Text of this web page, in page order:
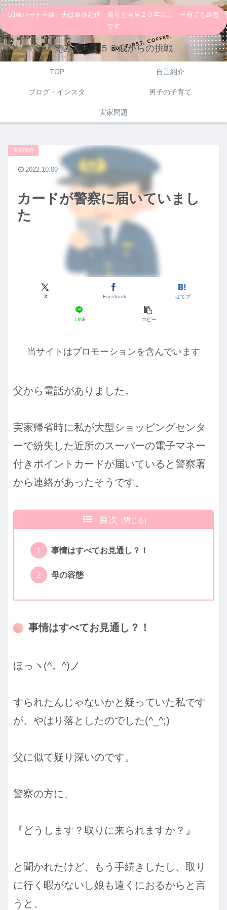
53歳パート主婦 夫は単身赴任 義母と同居２０年以上 子育ても終盤
です
えみんちょ５３歳からの挑戦
TOP 自己紹介
ブログ・インスタ 男子の子育て
実家問題
カードが警察に届いていまし
た
実家問題
X Facebook はてブ
LINE コピー
2022.10.09
当サイトはプロモーションを含んでいます
父から電話がありました。
実家帰省時に私が大型ショッピングセンタ
ーで紛失した近所のスーパーの電子マネー
付きポイントカードが届いていると警察署
から連絡があったそうです。
目次
事情はすべてお見通し？！
母の容態
事情はすべてお見通し？！
ほっヽ(^。^)ノ
すられたんじゃないかと疑っていた私です
が、やはり落としたのでした(^_^;)
父に似て疑り深いのです。
警察の方に、
『どうします？取りに来られますか？』
と聞かれたけど、もう手続きしたし、取り
に行く暇がないし娘も遠くにおるからと言
うと、